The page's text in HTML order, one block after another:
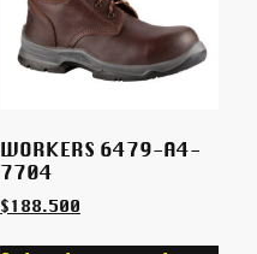
WORKERS 6479-A4-
7704
$188.500